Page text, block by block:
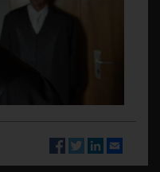
Email
LinkedIn
Twitter
Facebook